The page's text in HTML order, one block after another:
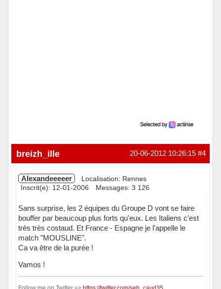
#4
20-06-2012 10:26:15
breizh_ille
Alexandeeeeer
Localisation: Rennes
Inscrit(e): 12-01-2006
Messages: 3 126
Sans surprise, les 2 équipes du Groupe D vont se faire
bouffer par beaucoup plus forts qu'eux. Les Italiens c'est
très très costaud. Et France - Espagne je l'appelle le
match "MOUSLINE".
Ca va être de la purée !
Vamos !